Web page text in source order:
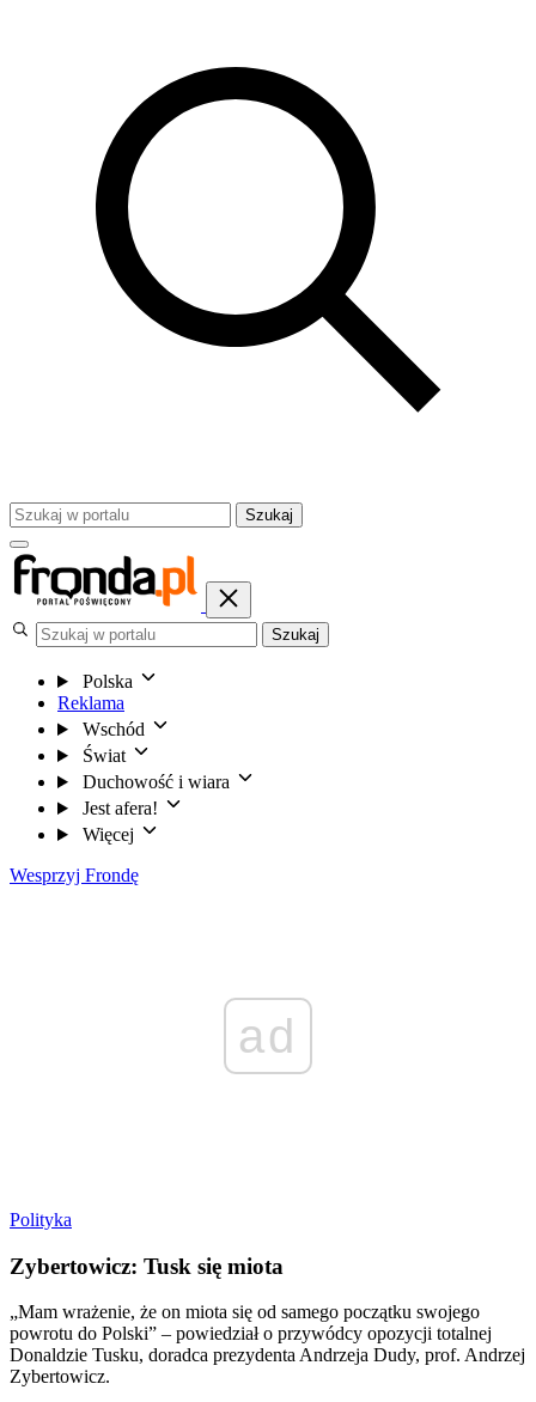
Szukaj
Szukaj
Polska
Reklama
Wschód
Świat
Duchowość i wiara
Jest afera!
Więcej
Wesprzyj Frondę
ad
Polityka
Zybertowicz: Tusk się miota
„Mam wrażenie, że on miota się od samego początku swojego
powrotu do Polski” – powiedział o przywódcy opozycji totalnej
Donaldzie Tusku, doradca prezydenta Andrzeja Dudy, prof. Andrzej
Zybertowicz.